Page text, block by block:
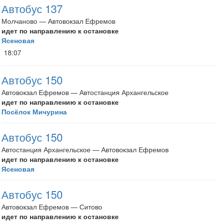
Автобус 137
Молчаново — Автовокзал Ефремов
идет по направлению к остановке
Ясеновая
18:07
Автобус 150
Автовокзал Ефремов — Автостанция Архангельское
идет по направлению к остановке
Посёлок Мичурина
Автобус 150
Автостанция Архангельское — Автовокзал Ефремов
идет по направлению к остановке
Ясеновая
Автобус 150
Автовокзал Ефремов — Ситово
идет по направлению к остановке